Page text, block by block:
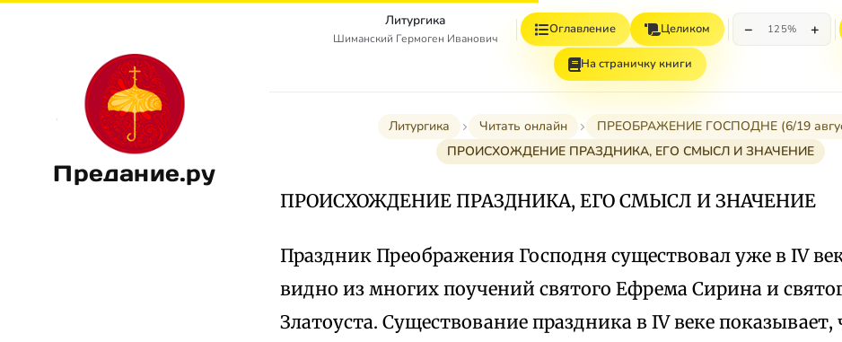
Предание.ру
Литургика
Шиманский Гермоген Иванович
Оглавление Целиком − 125% +
На страничку книги
Литургика Читать онлайн
ПРЕОБРАЖЕНИЕ ГОСПОДНЕ (6/19
ПРОИСХОЖДЕНИЕ ПРАЗДНИКА, ЕГО СМЫСЛ И ЗНАЧЕНИЕ
ПРОИСХОЖДЕНИЕ ПРАЗДНИКА, ЕГО СМЫСЛ И ЗНАЧЕНИЕ
Праздник Преображения Господня существовал уже в IV
видно из многих поучений святого Ефрема Сирина и
Златоуста. Существование праздника в IV веке показывает,